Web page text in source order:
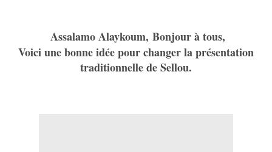
Assalamo Alaykoum, Bonjour à tous,
Voici une bonne idée pour changer la présentation
traditionnelle de Sellou.